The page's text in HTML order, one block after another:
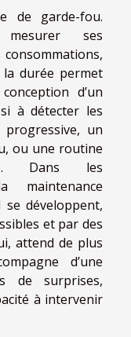
de garde-fou.
ses
durée permet
d’un
à détecter les
un
ou une routine
Dans les
maintenance
développent,
et par des
attend de plus
d’une
de surprises,
à intervenir